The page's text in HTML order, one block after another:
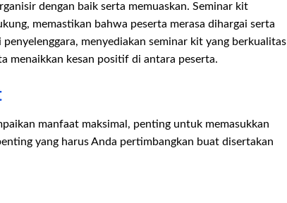
dengan baik serta memuaskan. Seminar kit
memastikan bahwa peserta merasa dihargai serta
menyediakan seminar kit yang berkualitas
menaikkan kesan positif di antara peserta.
manfaat maksimal, penting untuk memasukkan
yang harus Anda pertimbangkan buat disertakan